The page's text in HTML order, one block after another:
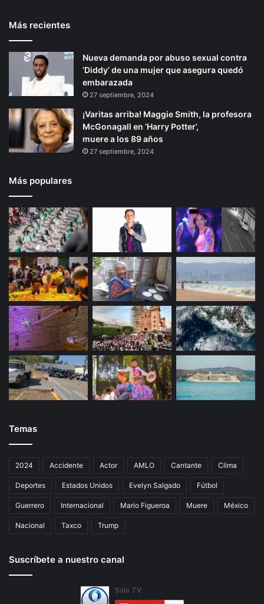
Más recientes
Nueva demanda por abuso sexual contra
‘Diddy’ de una mujer que asegura quedó
embarazada
27 septiembre, 2024
¡Varitas arriba! Maggie Smith, la profesora
McGonagall en ‘Harry Potter’,
muere a los 89 años
27 septiembre, 2024
Más populares
Temas
2024 Accidente Actor AMLO Cantante Clima
Deportes Estados Unidos Evelyn Salgado Fútbol
Guerrero Internacional Mario Figueroa Muere México
Nacional Taxco Trump
Suscríbete a nuestro canal